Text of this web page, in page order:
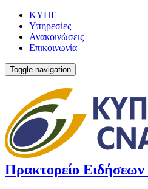
ΚΥΠΕ
Υπηρεσίες
Ανακοινώσεις
Επικοινωνία
Toggle navigation
Πρακτορείο Ειδήσεων